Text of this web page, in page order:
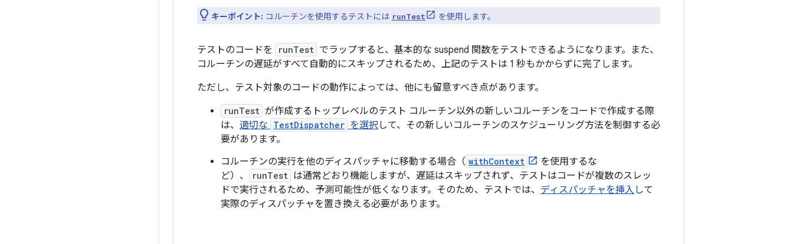
キーポイント: コルーチンを使用するテストには runTest を使用します。
テストのコードを runTest でラップすると、基本的な suspend 関数をテストできるようになります。また、
コルーチンの遅延がすべて自動的にスキップされるため、上記のテストは 1 秒もかからずに完了します。
ただし、テスト対象のコードの動作によっては、他にも留意すべき点があります。
runTest が作成するトップレベルのテスト コルーチン以外の新しいコルーチンをコードで作成する際
は、 適切な TestDispatcher を選択して、その新しいコルーチンのスケジューリング方法を制御する必
要があります。
コルーチンの実行を他のディスパッチャに移動する場合（ withContext
を使用するな
ど）、
runTest は通常どおり機能しますが、遅延はスキップされず、テストはコードが複数のスレッ
ドで実行されるため、予測可能性が低くなります。そのため、テストでは、 ディスパッチャを挿入 して
実際のディスパッチャを置き換える必要があります。